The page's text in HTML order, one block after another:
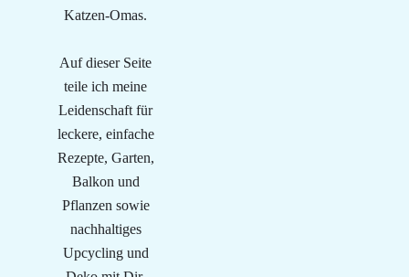
Katzen-Omas.
Auf dieser Seite
teile ich meine
Leidenschaft für
leckere, einfache
Rezepte, Garten,
Balkon und
Pflanzen sowie
nachhaltiges
Upcycling und